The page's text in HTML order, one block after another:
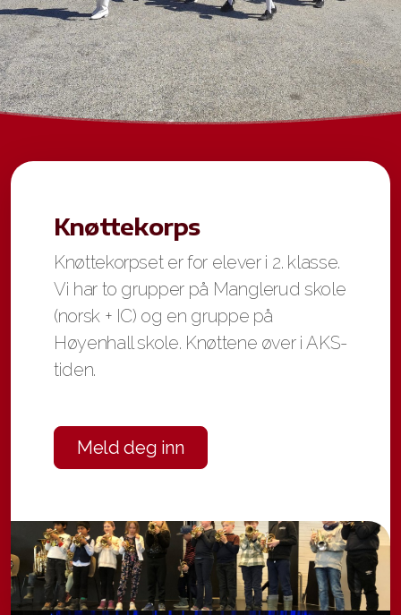
Knøttekorps
Knøttekorpset er for elever i 2. klasse.
Vi har to grupper på Manglerud skole
(norsk + IC) og en gruppe på
Høyenhall skole. Knøttene øver i AKS-
tiden.
Meld deg inn